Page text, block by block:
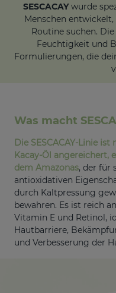
SESCACAYwurde
Menschen
Routine suchen.
Feuchtigkeit und
Formulierungen, die
Was macht
Die SESCACAY-Linie
Kacay-Öl angereichert,
dem Amazonas, der für
antioxidativen
durch Kaltpressung
bewahren. Es ist reich
Vitamin E und Retinol,
Hautbarriere,
und Verbesserung der